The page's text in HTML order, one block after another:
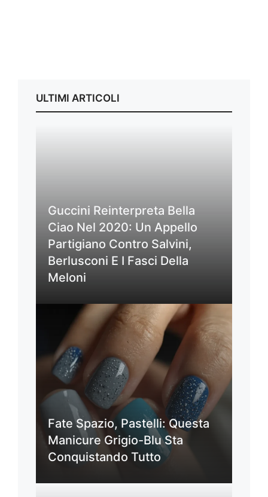
ULTIMI ARTICOLI
Guccini Reinterpreta Bella
Ciao Nel 2020: Un Appello
Partigiano Contro Salvini,
Berlusconi E I Fasci Della
Meloni
Fate Spazio, Pastelli: Questa
Manicure Grigio-Blu Sta
Conquistando Tutto